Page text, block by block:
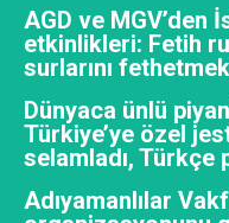
AGD ve MGV’den
etkinlikleri: Fetih
surlarını
Dünyaca ünlü
Türkiye’ye özel
selamladı, Türkçe
Adıyamanlılar